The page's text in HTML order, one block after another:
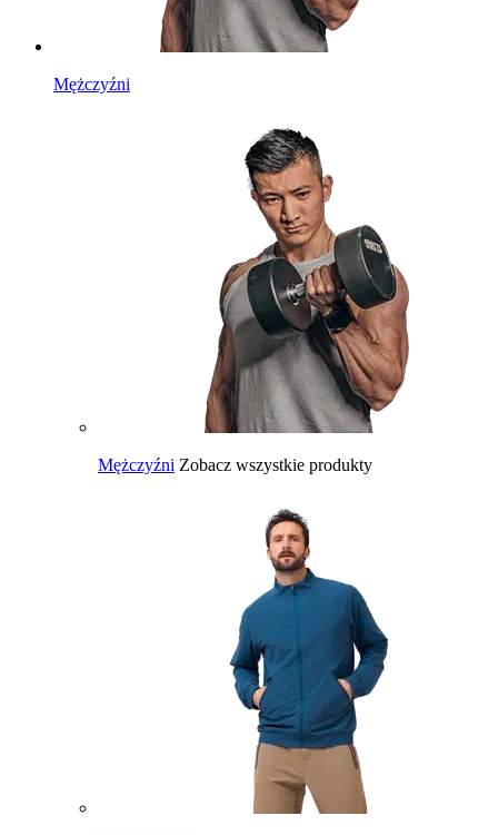
Mężczyźni
Mężczyźni Zobacz wszystkie produkty